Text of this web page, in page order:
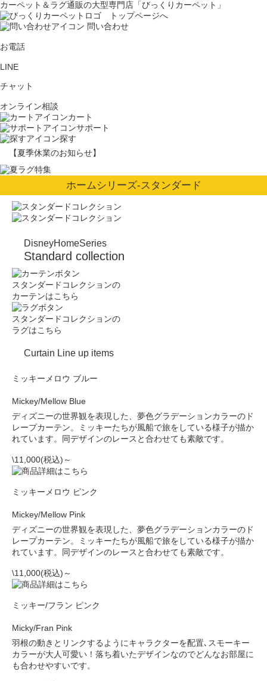
カーペット＆ラグ通販の大型専門店「びっくりカーペット」
問い合わせ
お電話
LINE
チャット
オンライン相談
カート
サポート
探す
【夏季休業のお知らせ】
ホームシリーズ-スタンダード
DisneyHomeSeries
Standard collection
スタンダードコレクションの
カーテンはこちら
スタンダードコレクションの
ラグはこちら
Curtain Line up items
ミッキーメロウ ブルー
Mickey/Mellow Blue
ディズニーの世界観を表現した、夢色グラデーションカラーのド
レープカーテン。ミッキーたちが風船で旅をしている様子が描か
れています。同デザインのレースと合わせても素敵です。
\11,000(税込)～
ミッキーメロウ ピンク
Mickey/Mellow Pink
ディズニーの世界観を表現した、夢色グラデーションカラーのド
レープカーテン。ミッキーたちが風船で旅をしている様子が描か
れています。同デザインのレースと合わせても素敵です。
\11,000(税込)～
ミッキー/フラン ピンク
Micky/Fran Pink
羽根の動きとリンクするようにキャラクターを配置､スモーキー
カラーが大人可愛い！落ち着いたデザインなのでどんなお部屋に
も合わせやすいです。